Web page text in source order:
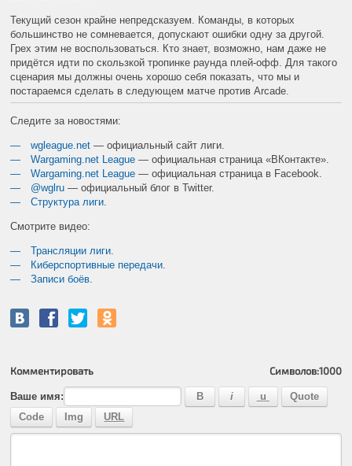
Текущий сезон крайне непредсказуем. Команды, в которых
большинство не сомневается, допускают ошибки одну за другой.
Грех этим не воспользоваться. Кто знает, возможно, нам даже не
придётся идти по скользкой тропинке раунда плей-офф. Для такого
сценария мы должны очень хорошо себя показать, что мы и
постараемся сделать в следующем матче против Arcade.
Следите за новостями:
wgleague.net — официальный сайт лиги.
Wargaming.net League — официальная страница «ВКонтакте».
Wargaming.net League — официальная страница в Facebook.
@wglru — официальный блог в Twitter.
Структура лиги
Смотрите видео:
Трансляции лиги
Киберспортивные передачи
Записи боёв
Комментировать Символов:1000
Ваше имя: